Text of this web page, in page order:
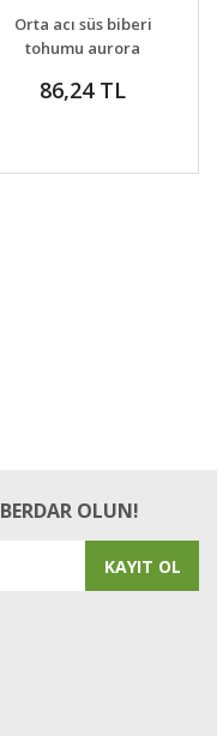
VER
Orta acı süs biberi
tohumu aurora
86,24 TL
OLUN!
KAYIT OL